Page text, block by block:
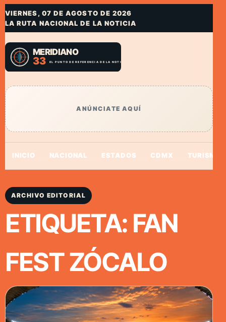
VIERNES, 07 DE AGOSTO DE 2026
LA RUTA NACIONAL DE LA NOTICIA
ANÚNCIATE AQUÍ
INICIO NACIONAL ESTADOS CDMX TURISMO
ARCHIVO EDITORIAL
ETIQUETA: FAN
FEST ZÓCALO